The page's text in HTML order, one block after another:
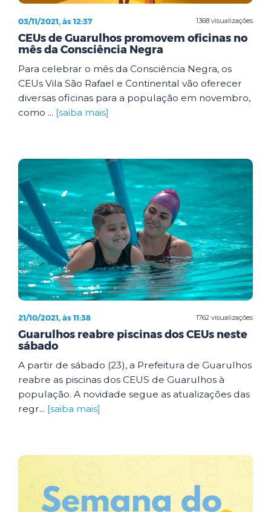
1368 visualizações
03/11/2021, às 12:37
CEUs de Guarulhos promovem oficinas no
mês da Consciência Negra
Para celebrar o mês da Consciência Negra, os
CEUs Vila São Rafael e Continental vão oferecer
diversas oficinas para a população em novembro,
como ... [saiba mais]
1762 visualizações
21/10/2021, às 11:38
Guarulhos reabre piscinas dos CEUs neste
sábado
A partir de sábado (23), a Prefeitura de Guarulhos
reabre as piscinas dos CEUS de Guarulhos à
população. A novidade segue as atualizações das
regr... [saiba mais]